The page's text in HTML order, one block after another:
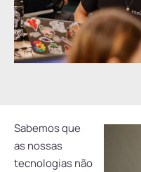
Sabemos que
as nossas
tecnologias não